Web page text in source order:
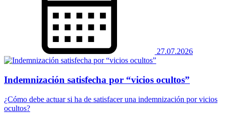
27.07.2026
Indemnización satisfecha por “vicios ocultos”
¿Cómo debe actuar si ha de satisfacer una indemnización por vicios
ocultos?